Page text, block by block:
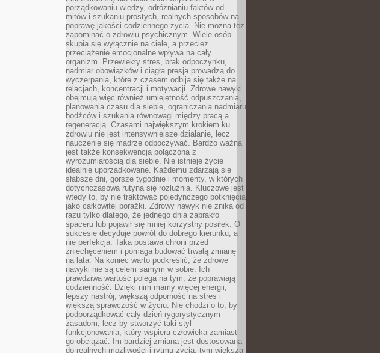
porządkowaniu wiedzy, odróżnianiu faktów od
mitów i szukaniu prostych, realnych sposobów na
poprawę jakości codziennego życia. Nie można też
zapominać o zdrowiu psychicznym. Wiele osób
skupia się wyłącznie na ciele, a przecież
przeciążenie emocjonalne wpływa na cały
organizm. Przewlekły stres, brak odpoczynku,
nadmiar obowiązków i ciągła presja prowadzą do
wyczerpania, które z czasem odbija się także na
relacjach, koncentracji i motywacji. Zdrowe nawyki
obejmują więc również umiejętność odpuszczania,
planowania czasu dla siebie, ograniczania nadmiaru
bodźców i szukania równowagi między pracą a
regeneracją. Czasami największym krokiem ku
zdrowiu nie jest intensywniejsze działanie, lecz
nauczenie się mądrze odpoczywać. Bardzo ważna
jest także konsekwencja połączona z
wyrozumiałością dla siebie. Nie istnieje życie
idealnie uporządkowane. Każdemu zdarzają się
słabsze dni, gorsze tygodnie i momenty, w których
dotychczasowa rutyna się rozluźnia. Kluczowe jest
wtedy to, by nie traktować pojedynczego potknięcia
jako całkowitej porażki. Zdrowy nawyk nie znika od
razu tylko dlatego, że jednego dnia zabrakło
spaceru lub pojawił się mniej korzystny posiłek. O
sukcesie decyduje powrót do dobrego kierunku, a
nie perfekcja. Taka postawa chroni przed
zniechęceniem i pomaga budować trwałą zmianę
na lata. Na koniec warto podkreślić, że zdrowe
nawyki nie są celem samym w sobie. Ich
prawdziwa wartość polega na tym, że poprawiają
codzienność. Dzięki nim mamy więcej energii,
lepszy nastrój, większą odporność na stres i
większą sprawczość w życiu. Nie chodzi o to, by
podporządkować cały dzień rygorystycznym
zasadom, lecz by stworzyć taki styl
funkcjonowania, który wspiera człowieka zamiast
go obciążać. Im bardziej zmiana jest dostosowana
do realnych możliwości i rytmu życia, tym większa